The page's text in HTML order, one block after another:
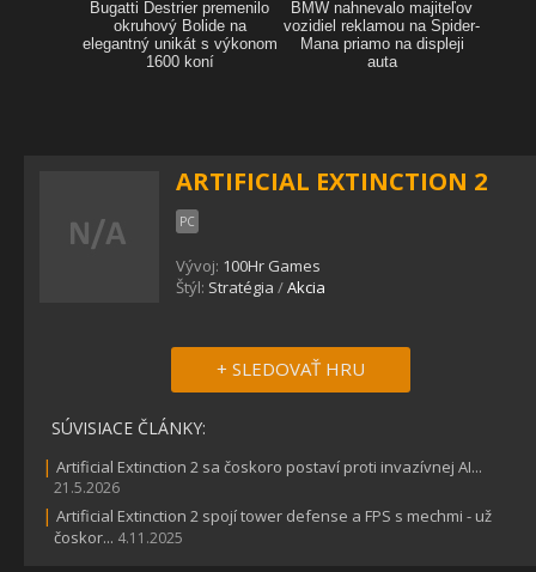
ARTIFICIAL EXTINCTION 2
PC
Vývoj: 100Hr Games
Štýl: Stratégia /Akcia
+ SLEDOVAŤ HRU
SÚVISIACE ČLÁNKY:
| Artificial Extinction 2 sa čoskoro postaví proti invazívnej AI...
21.5.2026
| Artificial Extinction 2 spojí tower defense a FPS s mechmi - už
čoskor... 4.11.2025